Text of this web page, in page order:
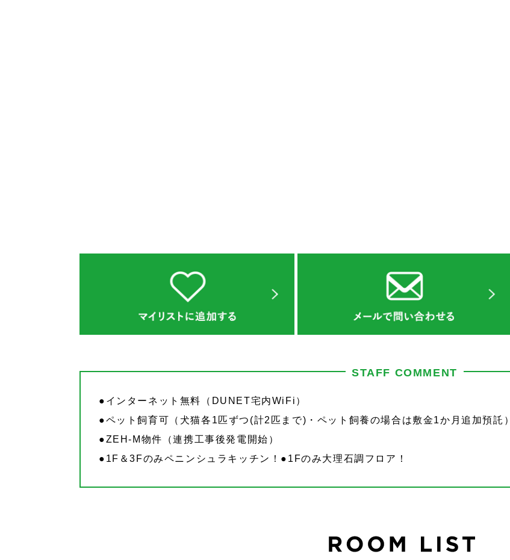
STAFF COMMENT
●インターネット無料（DUNET宅内WiFi）
●ペット飼育可（犬猫各1匹ずつ(計2匹まで)・ペット飼養の場合は敷金1か月追加預託）
●ZEH‐M物件（連携工事後発電開始）
●1F＆3Fのみペニンシュラキッチン！●1Fのみ大理石調フロア！